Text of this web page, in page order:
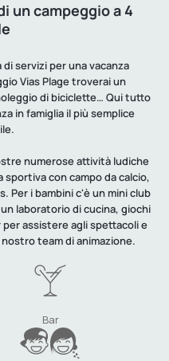
un campeggio a 4
servizi per una vacanza
Vias Plage troverai un
di biciclette… Qui tutto
in famiglia il più semplice
numerose attività ludiche
con campo da calcio,
Per i bambini c'è un mini club
laboratorio di cucina, giochi
assistere agli spettacoli e
team di animazione.
Bar